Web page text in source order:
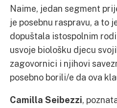
Naime, jedan segment
je posebnu raspravu, a to
dopuštala istospolnim
usvoje biološku djecu
zagovornici i njihovi
posebno borili/e da ova
Camilla Seibezzi,